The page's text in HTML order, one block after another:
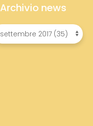
Archivio news